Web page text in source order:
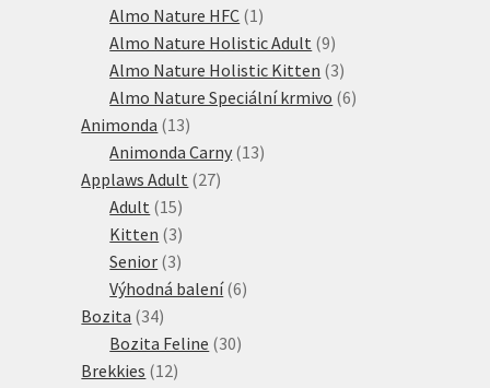
produktů
Almo Nature HFC 1 1
produkt
Almo Nature Holistic Adult 99
produktů
Almo Nature Holistic Kitten 33
produkty
Almo Nature Speciální krmivo 66
Animonda 1313
produktů
Animonda Carny 1313
Applaws Adult 2727
Adult 1515
produktů
Kitten 33
produkty
Senior 33
produkty
Výhodná balení 66
Bozita 3434
produktů
Bozita Feline 3030
Brekkies 1212